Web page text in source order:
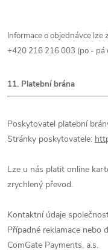
Informace o objednávce lze
+420 216 216 003 (po - pá
11. Platební brána
Poskytovatel platební
Stránky poskytovatele:
Lze u nás platit online
zrychlený převod.
Kontaktní údaje
Případné reklamace nebo
ComGate Payments, a.s.